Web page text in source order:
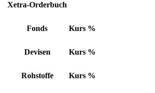
Xetra-Orderbuch
Fonds Kurs %
Devisen Kurs %
Rohstoffe Kurs %